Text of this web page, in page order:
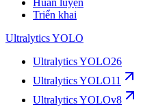
Huấn luyện
Triển khai
Ultralytics YOLO
Ultralytics YOLO26
Ultralytics YOLO11
Ultralytics YOLOv8